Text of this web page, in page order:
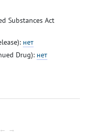
Substances Act
нет
Drug): нет
← →